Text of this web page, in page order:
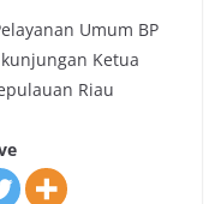
Umum BP
Ketua
Riau